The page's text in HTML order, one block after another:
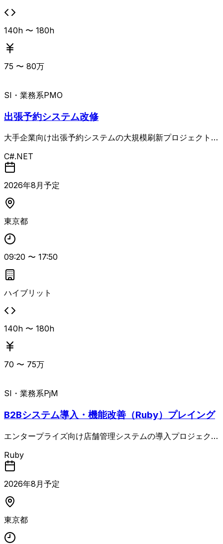
140h 〜 180h
75 〜 80万
SI・業務系PMO
出張予約システム改修
大手企業向け出張予約システムの大規模刷新プロジェクトで
ステムで、社内トラベルコンサルタント約250名が24時間稼
働で利用している基幹システムの刷新を前提とした企画・推
進フェーズから参画します。 業務フローの抜本的見直し
と、見積〜手配〜発券〜精算までの一連プロセスの最適化、
AI・データ活用による業務高度化、付帯商品の提案強化、U
を目指す長期大型案件です。 現在はRFI作成着手フェーズ
で、RFI発出〜RFP作成〜ベンダー選定〜社内承認〜開発開
始までの一連のプロジェクトマネジメント支援・PMO業務
を担っていただきます。 大規模システム構築経験を持ち、
開発〜設計〜要件定義〜PMといったキャリアを積んできた
方を想定しており、AWSの知見（資格保有であれば尚可）
と、大規模プロジェクトを管理できる推進力・コミュニケー
ートの併用で、週3日程度の出社が想定されていますが、フ
ル出社可能な方は特に歓迎されます。 8月中旬からの長期参
画を前提とし、商流は上位から弊社の直下で、商流の浅い方
が優先される条件です。
C#.NET
2026年8月予定
東京都
09:20 〜 17:50
ハイブリット
140h 〜 180h
70 〜 75万
SI・業務系PjM
B2Bシステム導入・機能改善（Ruby）プレイング
エンタープライズ向け店舗管理システムの導入プロジェクト
た導入・連携方針の整理から、開発側への仕様連携、プロジ
ェクト推進までを担うプレイングPjM案件。 顧客の業務課
題や現行運用を整理しつつ、対象システムの標準機能・設定
範囲で対応可能な内容を見極め、業務側をシステム標準に合
わせるか、個別要件に応じてカスタマイズ開発を行うかを関
開発要件を開発チームへ共有し、要件定義以降の開発・導入
プロジェクトを推進します。 顧客折衝、要件整理、関係者
Ruby
2026年8 月予定
東京都